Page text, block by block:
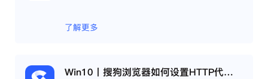
了解更多
Win10丨搜狗浏览器如何设置HTTP代理？